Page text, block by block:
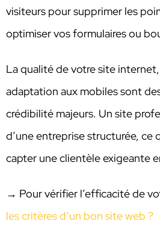
visiteurs pour supprimer les
optimiser vos formulaires ou
La qualité de votre site
adaptation aux mobiles sont
crédibilité majeurs. Un site
d’une entreprise structurée, ce
capter une clientèle exigeante
→ Pour vérifier l’efficacité de
les critères d’un bon site web ?